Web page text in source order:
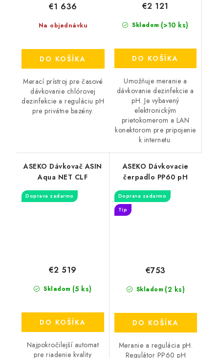
Na objednávku
€1 636
DO KOŠÍKA
Merací prístroj pre časové
dávkovanie chlórovej
dezinfekcie a reguláciu pH
pre privátne bazény.
Skladom (>10 ks)
€2 121
DO KOŠÍKA
Umožňuje meranie a
dávkovanie dezinfekcie a
pH. Je vybavený
elektronickým
prietokomerom a LAN
konektorom pre pripojenie
k internetu.
ASEKO Dávkovač ASIN
Aqua NET CLF
Doprava zadarmo
Skladom (5 ks)
€2 519
DO KOŠÍKA
Najpokročilejší automat
pre riadenie kvality
ASEKO Dávkovacie
čerpadlo PP60 pH
Doprava zadarmo
Tip
Skladom (2 ks)
€753
DO KOŠÍKA
Meranie a regulácia pH.
Regulátor PP60 pH